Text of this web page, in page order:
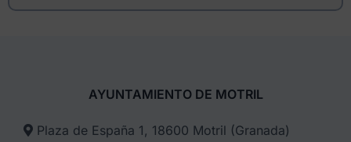
AYUNTAMIENTO DE MOTRIL
Plaza de España 1, 18600 Motril (Granada)​